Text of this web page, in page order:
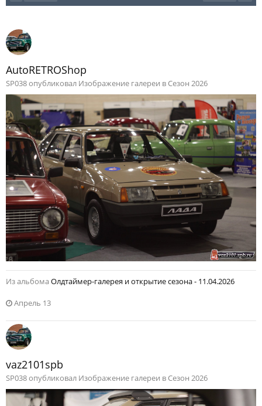
AutoRETROShop
SP038 опубликовал Изображение галереи в Сезон 2026
Из альбома Олдтаймер-галерея и открытие сезона - 11.04.2026
Апрель 13
vaz2101spb
SP038 опубликовал Изображение галереи в Сезон 2026